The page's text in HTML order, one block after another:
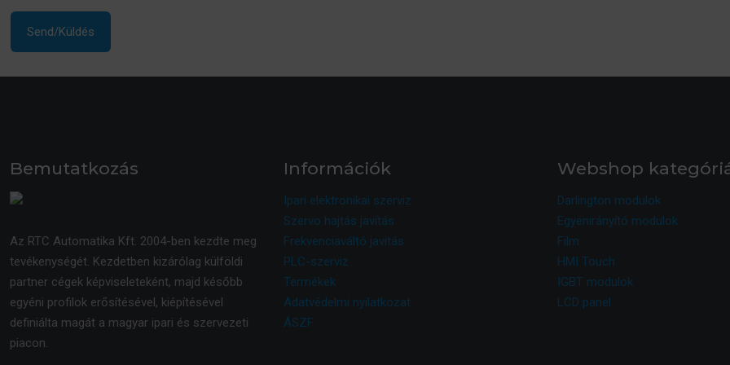
Bemutatkozás
Az RTC Automatika Kft. 2004-ben kezdte meg
tevékenységét. Kezdetben kizárólag külföldi
partner cégek képviseleteként, majd később
egyéni profilok erősítésével, kiépítésével
definiálta magát a magyar ipari és szervezeti
piacon.
Információk
Ipari elektronikai szerviz
Szervo hajtás javítás
Frekvenciaváltó javítás
PLC-szerviz
Termékek
Adatvédelmi nyilatkozat
ÁSZF
Webshop
Darlington modulok
Egyenirányító modulok
Film
HMI Touch
IGBT modulok
LCD panel